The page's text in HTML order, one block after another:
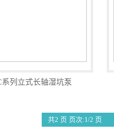
列立式长轴湿坑泵
共2 页 页次:1/2 页